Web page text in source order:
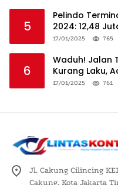
5
Pelindo
2024: 12,48
Logistik Nasional
17/01/2025 765
6
Waduh! Jalan
Kurang Laku,
17/01/2025 761
Jl. Cakung Cilincing
Cakung, Kota Jakarta